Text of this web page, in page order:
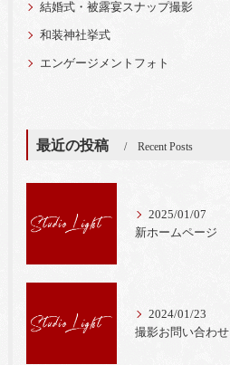
結婚式・被露宴スナップ撮影
和装神社挙式
エンゲージメントフォト
最近の投稿 Recent Posts
2025/01/07
新ホームページ
2024/01/23
撮影お問い合わせ